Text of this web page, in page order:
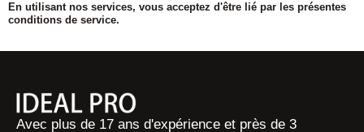
En utilisant nos services, vous acceptez d'être lié par les présentes
conditions de service.
Avec plus de 17 ans d'expérience et près de 3